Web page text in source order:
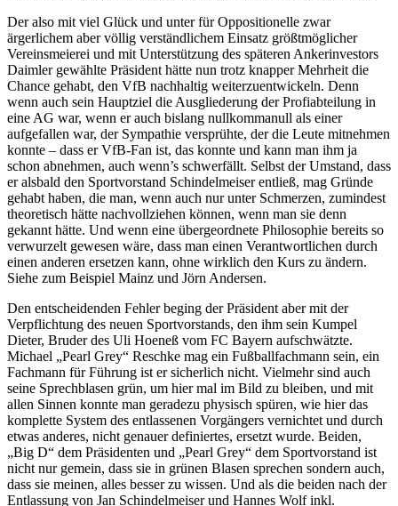
Der also mit viel Glück und unter für Oppositionelle zwar
ärgerlichem aber völlig verständlichem Einsatz größtmöglicher
Vereinsmeierei und mit Unterstützung des späteren Ankerinvestors
Daimler gewählte Präsident hätte nun trotz knapper Mehrheit die
Chance gehabt, den VfB nachhaltig weiterzuentwickeln. Denn
wenn auch sein Hauptziel die Ausgliederung der Profiabteilung in
eine AG war, wenn er auch bislang nullkommanull als einer
aufgefallen war, der Sympathie versprühte, der die Leute mitnehmen
konnte – dass er VfB-Fan ist, das konnte und kann man ihm ja
schon abnehmen, auch wenn’s schwerfällt. Selbst der Umstand, dass
er alsbald den Sportvorstand Schindelmeiser entließ, mag Gründe
gehabt haben, die man, wenn auch nur unter Schmerzen, zumindest
theoretisch hätte nachvollziehen können, wenn man sie denn
gekannt hätte. Und wenn eine übergeordnete Philosophie bereits so
verwurzelt gewesen wäre, dass man einen Verantwortlichen durch
einen anderen ersetzen kann, ohne wirklich den Kurs zu ändern.
Siehe zum Beispiel Mainz und Jörn Andersen.
Den entscheidenden Fehler beging der Präsident aber mit der
Verpflichtung des neuen Sportvorstands, den ihm sein Kumpel
Dieter, Bruder des Uli Hoeneß vom FC Bayern aufschwätzte.
Michael „Pearl Grey“ Reschke mag ein Fußballfachmann sein, ein
Fachmann für Führung ist er sicherlich nicht. Vielmehr sind auch
seine Sprechblasen grün, um hier mal im Bild zu bleiben, und mit
allen Sinnen konnte man geradezu physisch spüren, wie hier das
komplette System des entlassenen Vorgängers vernichtet und durch
etwas anderes, nicht genauer definiertes, ersetzt wurde. Beiden,
„Big D“ dem Präsidenten und „Pearl Grey“ dem Sportvorstand ist
nicht nur gemein, dass sie in grünen Blasen sprechen sondern auch,
dass sie meinen, alles besser zu wissen. Und als die beiden nach der
Entlassung von Jan Schindelmeiser und Hannes Wolf inkl.